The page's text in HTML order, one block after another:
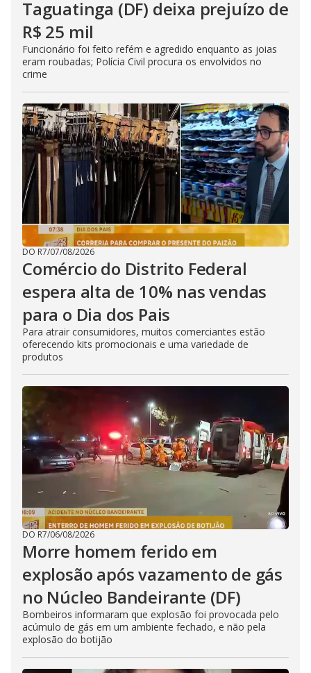
Taguatinga (DF) deixa prejuízo de
R$ 25 mil
Funcionário foi feito refém e agredido enquanto as joias
eram roubadas; Polícia Civil procura os envolvidos no
crime
DO R7/07/08/2026
Comércio do Distrito Federal
espera alta de 10% nas vendas
para o Dia dos Pais
Para atrair consumidores, muitos comerciantes estão
oferecendo kits promocionais e uma variedade de
produtos
DO R7/06/08/2026
Morre homem ferido em
explosão após vazamento de gás
no Núcleo Bandeirante (DF)
Bombeiros informaram que explosão foi provocada pelo
acúmulo de gás em um ambiente fechado, e não pela
explosão do botijão